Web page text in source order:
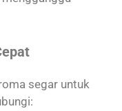
segar untuk